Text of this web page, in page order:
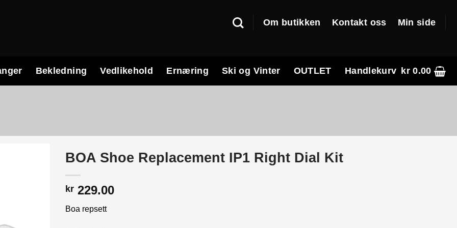
Om butikken Kontakt oss Min side
Bekledning Vedlikehold Ernæring Ski og Vinter OUTLET Handlekurv kr0.00
BOA Shoe Replacement IP1 Right Dial Kit
kr 229.00
Boa repsett